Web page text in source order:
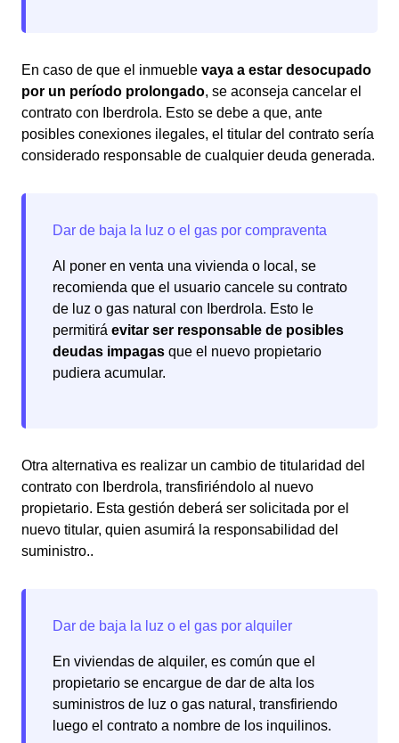
En caso de que el inmueble vaya a estar desocupado
por un período prolongado, se aconseja cancelar el
contrato con Iberdrola. Esto se debe a que, ante
posibles conexiones ilegales, el titular del contrato sería
considerado responsable de cualquier deuda generada.
Al poner en venta una vivienda o local, se
recomienda que el usuario cancele su contrato
de luz o gas natural con Iberdrola. Esto le
permitirá evitar ser responsable de posibles
deudas impagas que el nuevo propietario
pudiera acumular.
Otra alternativa es realizar un cambio de titularidad del
contrato con Iberdrola, transfiriéndolo al nuevo
propietario. Esta gestión deberá ser solicitada por el
nuevo titular, quien asumirá la responsabilidad del
suministro..
En viviendas de alquiler, es común que el
propietario se encargue de dar de alta los
suministros de luz o gas natural, transfiriendo
luego el contrato a nombre de los inquilinos.